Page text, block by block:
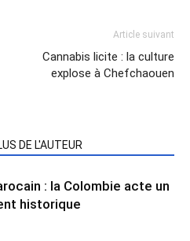
Article suivant
Cannabis licite : la culture
explose à Chefchaouen
DE L'AUTEUR
: la Colombie acte un
historique